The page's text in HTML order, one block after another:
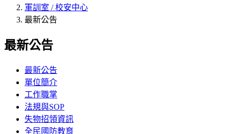
軍訓室 / 校安中心
最新公告
最新公告
最新公告
單位簡介
工作職掌
法規與SOP
失物招領資訊
全民國防教育